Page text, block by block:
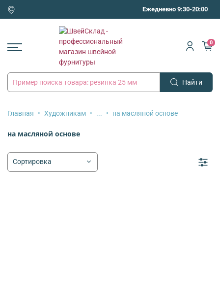
Ежедневно 9:30-20:00
Найти
0
Главная Художникам ... на масляной основе
на масляной основе